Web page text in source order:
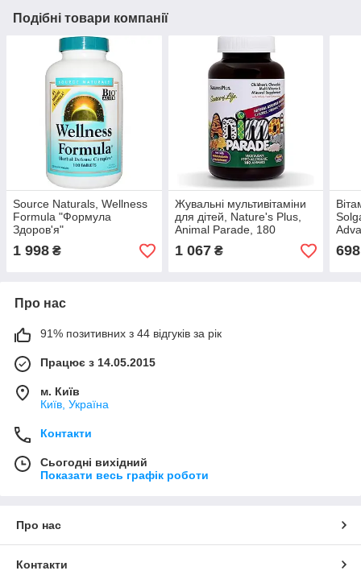
Подібні товари компанії
Source Naturals, Wellness
Formula "Формула
Здоров'я"
імуностимулятор, 180
таблеток. США
1 998 ₴
Жувальні мультивітаміни
для дітей, Nature's Plus,
Animal Parade, 180
таблеток.
1 067₴
60
698
Про нас
91% позитивних з 44 відгуків за рік
Працює з 14.05.2015
м. Київ
Київ, Україна
Контакти
Сьогодні вихідний
Показати весь графік роботи
Про нас
Контакти